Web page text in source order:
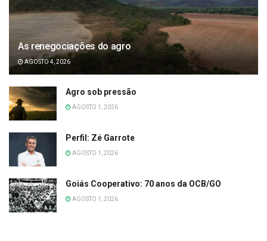
As renegociações do agro
AGOSTO 4, 2026
Agro sob pressão
AGOSTO 1, 2026
Perfil: Zé Garrote
AGOSTO 1, 2026
Goiás Cooperativo: 70 anos da OCB/GO
AGOSTO 1, 2026